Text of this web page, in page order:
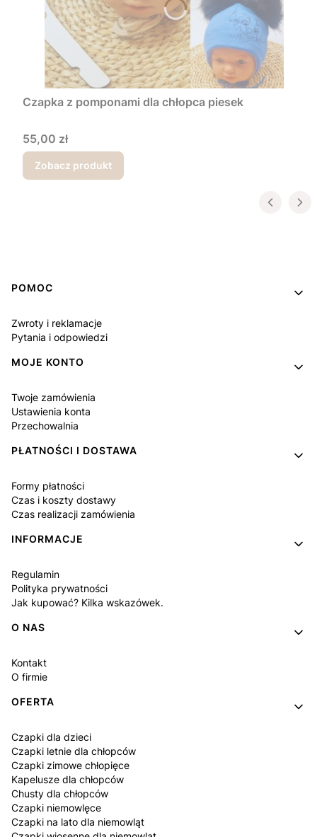
Czapka z pomponami dla chłopca piesek
Cena
55,00 zł
Zobacz produkt
Linki w stopce
POMOC
Zwroty i reklamacje
Pytania i odpowiedzi
MOJE KONTO
Twoje zamówienia
Ustawienia konta
Przechowalnia
PŁATNOŚCI I DOSTAWA
Formy płatności
Czas i koszty dostawy
Czas realizacji zamówienia
INFORMACJE
Regulamin
Polityka prywatności
Jak kupować? Kilka wskazówek.
O NAS
Kontakt
O firmie
OFERTA
Czapki dla dzieci
Czapki letnie dla chłopców
Czapki zimowe chłopięce
Kapelusze dla chłopców
Chusty dla chłopców
Czapki niemowlęce
Czapki na lato dla niemowląt